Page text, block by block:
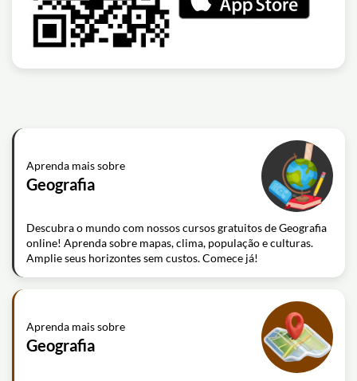
Aprenda mais sobre
Geografia
Descubra o mundo com nossos cursos gratuitos de Geografia
online! Aprenda sobre mapas, clima, população e culturas.
Amplie seus horizontes sem custos. Comece já!
Aprenda mais sobre
Geografia